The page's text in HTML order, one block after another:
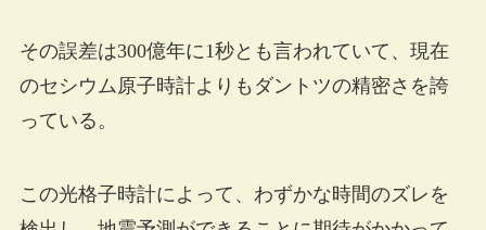
その誤差は300億年に1秒とも言われていて、現在
のセシウム原子時計よりもダントツの精密さを誇
っている。
この光格子時計によって、わずかな時間のズレを